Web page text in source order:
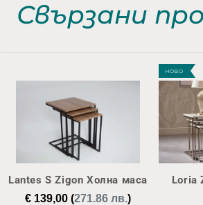
Свързани
Lantes S Zigon Холна маса
€ 139,00 (271.86 лв.)
НОВО
Loria